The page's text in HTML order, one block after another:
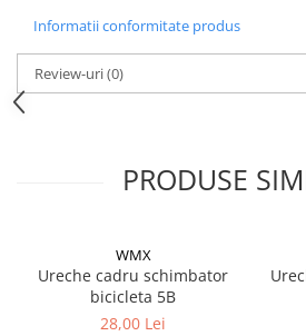
Informatii conformitate produs
Review-uri(0)
PRODUSE
WMX
Ureche cadru schimbator
bicicleta 5B
28,00 Lei